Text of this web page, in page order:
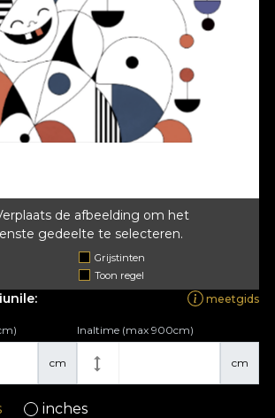
de afbeelding om het
gedeelte te selecteren.
Grijstinten
Toon regel
meetgids
cm cm
Inaltime (max 900cm)
inches